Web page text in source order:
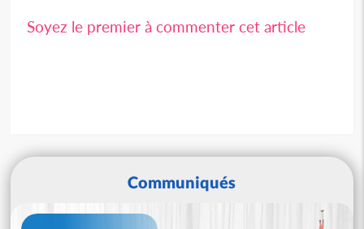
Soyez le premier à commenter cet article
Communiqués